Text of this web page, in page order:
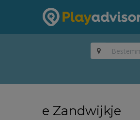
e Zandwijkje